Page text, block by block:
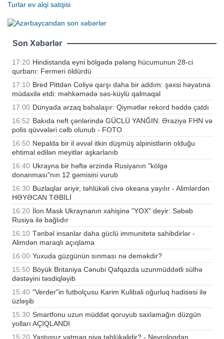
Turlar ev alqi satqisi
Son Xəbərlər
17:20 Hindistanda eyni bölgədə pələng hücumunun 28-ci
qurbanı: Fermeri öldürdü
17:10 Bred Pittdən Coliyə qarşı daha bir addım: şəxsi həyatına
müdaxilə etdi: məhkəmədə səs-küylü qalmaqal
17:00 Dünyada ərzaq bahalaşır: Qiymətlər rekord həddə çatdı
16:52 Bakıda neft çənlərində GÜCLÜ YANĞIN: Əraziyə FHN və
polis qüvvələri cəlb olunub - FOTO
16:50 Nepalda bir il əvvəl itkin düşmüş alpinistlərin olduğu
ehtimal edilən meyitlər aşkarlanıb
16:40 Ukrayna bir həftə ərzində Rusiyanın "kölgə
donanması"nın 12 gəmisini vurub
16:30 Buzlaqlar əriyir, təhlükəli civə okeana yayılır - Alimlərdən
HƏYƏCAN TƏBİLİ
16:20 İlon Mask Ukraynanın xahişinə "YOX" deyir: Səbəb
Rusiya ilə bağlıdır
16:10 Tənbəl insanlar daha güclü immunitetə sahibdirlər -
Alimdən maraqlı açıqlama
16:00 Yuxuda güzgünün sınması nə deməkdir?
15:50 Böyük Britaniya Cənubi Qafqazda uzunmüddətli sülhə
dəstəyini təsdiqləyib
15:40 "Verder"in futbolçusu Karim Kulibali oğurluq hadisəsi ilə
üzləşib
15:30 Smartfonu uzun müddət qoruyub saxlamağın düzgün
yolları AÇIQLANDI
15:20 Yastıqsız yatmaq niyə təhlükəlidir? - Nevroloqdan